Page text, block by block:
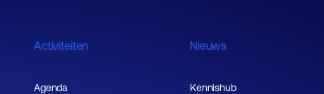
Activiteiten
Agenda
Nieuws
Kennishub